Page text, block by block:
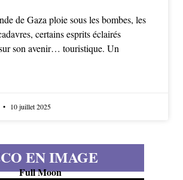
de Gaza ploie sous les bombes, les
certains esprits éclairés
son avenir… touristique. Un
10 juillet 2025
CO EN IMAGE
Full Moon